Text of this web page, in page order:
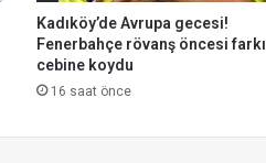
Kadıköy’de Avrupa gecesi!
Fenerbahçe rövanş öncesi farkı
cebine koydu
16 saat önce